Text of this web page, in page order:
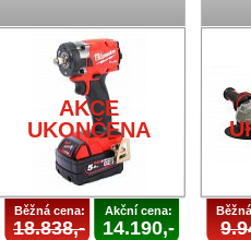
AKCE
UKONČENA
Běžná cena:
18.838,-
Akční cena:
14.190,-